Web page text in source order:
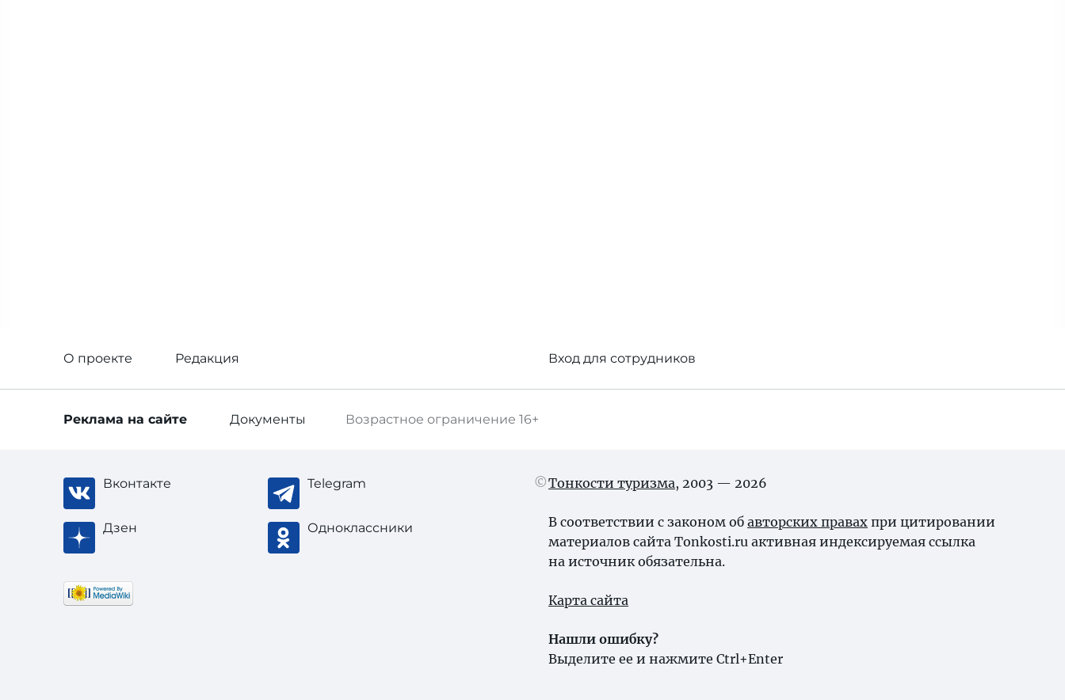
О проекте Редакция Вход для сотрудников
Возрастное ограничение 16+
Реклама на сайте Документы
Вконтакте Telegram
Дзен Одноклассники
Тонкости туризма, 2003 — 2026
В соответствии с законом об авторских правах при цитировании
материалов сайта Tonkosti.ru активная индексируемая ссылка
на источник обязательна.
Карта сайта
Нашли ошибку?
Выделите ее и нажмите Ctrl+Enter